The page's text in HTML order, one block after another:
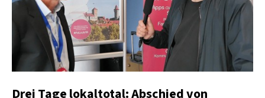
Drei Tage lokaltotal: Abschied von